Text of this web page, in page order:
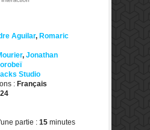
Aguilar, Romaric
, Jonathan
Studio
: Français
partie : 15 minutes